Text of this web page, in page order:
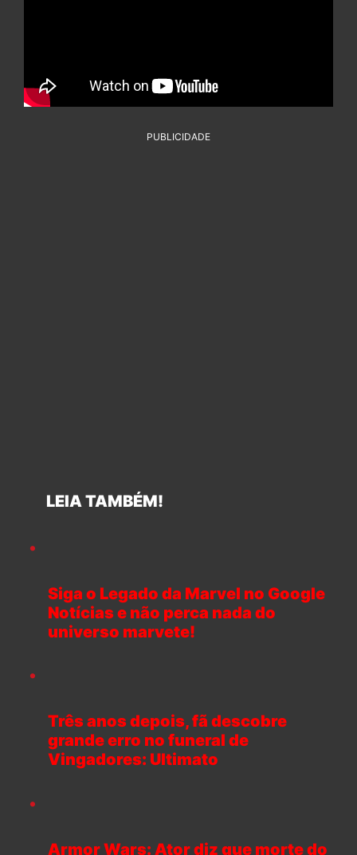
PUBLICIDADE
LEIA TAMBÉM!
Siga o Legado da Marvel no Google
Notícias e não perca nada do
universo marvete!
Três anos depois, fã descobre
grande erro no funeral de
Vingadores: Ultimato
Armor Wars: Ator diz que morte do